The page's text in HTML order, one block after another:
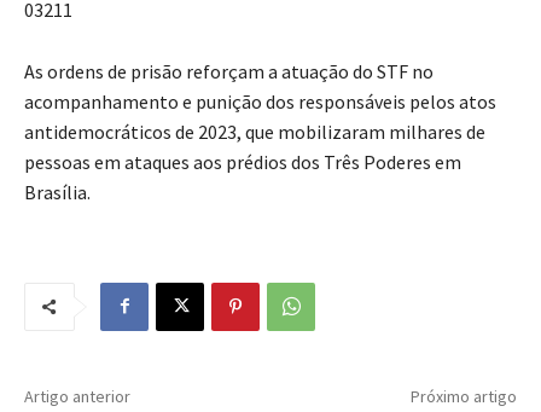
03211
As ordens de prisão reforçam a atuação do STF no
acompanhamento e punição dos responsáveis pelos atos
antidemocráticos de 2023, que mobilizaram milhares de
pessoas em ataques aos prédios dos Três Poderes em
Brasília.
Artigo anterior Próximo artigo